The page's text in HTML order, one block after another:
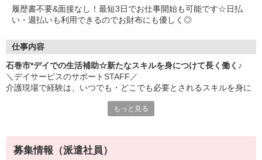
履歴書不要&面接なし！最短3日でお仕事開始も可能です☆日払
い・週払いも利用できるのでお財布にも優しく◎
仕事内容
石巻市*デイでの生活補助☆新たなスキルを身につけて長く働く♪
＼デイサービスのサポートSTAFF／
介護現場で経験は、いつでも・どこでも必要とされるスキルを身に
・レクリエーション企画、実施
・リハビリのサポート
もっと見る
募集情報（派遣社員）